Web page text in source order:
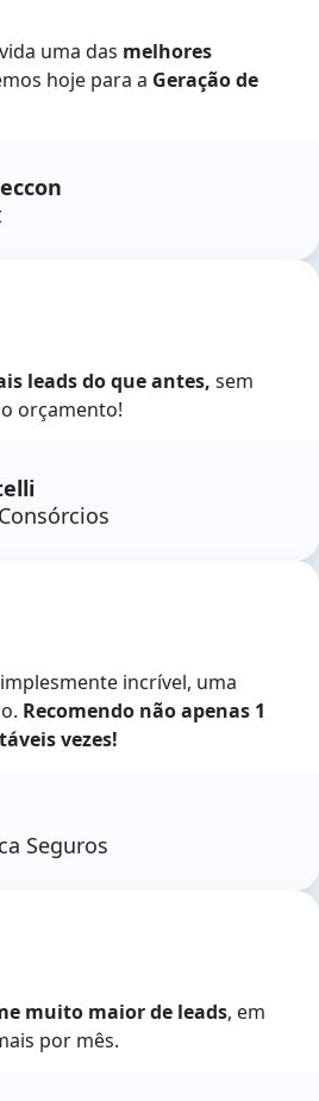
uma das melhores
hoje para a Geração de
leads do que antes, sem
orçamento!
incrível, uma
Recomendo não apenas 1
vezes!
Seguros
muito maior de leads, em
por mês.